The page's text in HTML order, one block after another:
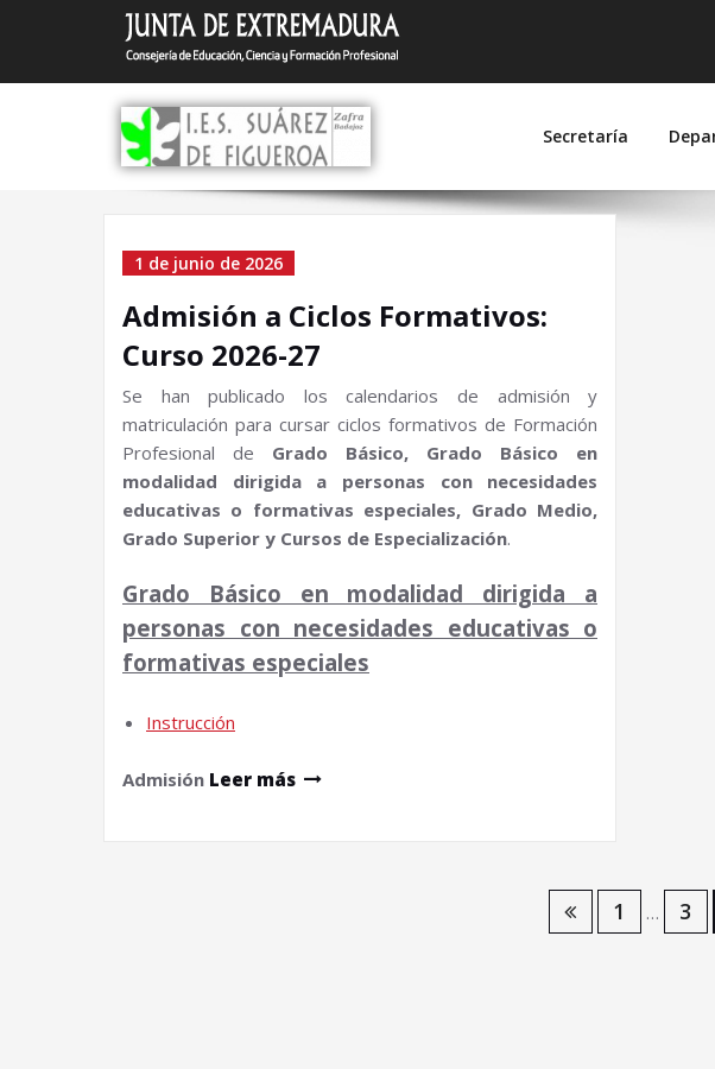
I.E.S. Suárez
Secretaría
Archivo el 1 de junio de 2026
1 de junio de 2026
Admisión a Ciclos Formativos:
Curso 2026-27
Se han publicado los calendarios de admisión y
matriculación para cursar ciclos formativos de Formación
Profesional de Grado Básico, Grado Básico en
modalidad dirigida a personas con necesidades
educativas o formativas especiales, Grado Medio,
Grado Superior y Cursos de Especialización.
Grado Básico en modalidad dirigida a
personas con necesidades educativas o
formativas especiales
Instrucción
Admisión Leer más
1 … 3